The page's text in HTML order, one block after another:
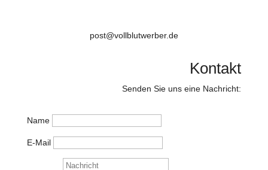
post@vollblutwerber.de
Kontakt
Senden Sie uns eine Nachricht:
Name
E-Mail